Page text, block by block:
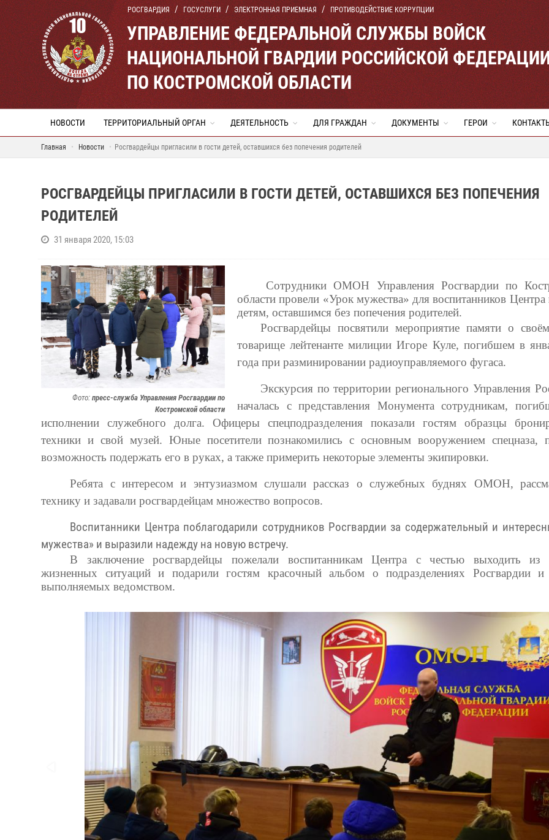
РОСГВАРДИЯ ГОСУСЛУГИ ЭЛЕКТРОННАЯ ПРИЕМНАЯ ПРОТИВОДЕЙСТВИЕ КОРРУПЦИИ
УПРАВЛЕНИЕ ФЕДЕРАЛЬНОЙ СЛУЖБЫ ВОЙСК
НАЦИОНАЛЬНОЙ ГВАРДИИ РОССИЙСКОЙ
ПО КОСТРОМСКОЙ ОБЛАСТИ
НОВОСТИ ТЕРРИТОРИАЛЬНЫЙ ОРГАН ДЕЯТЕЛЬНОСТЬ ДЛЯ ГРАЖДАН ДОКУМЕНТЫ ГЕРОИ
Главная Новости Росгвардейцы пригласили в гости детей, оставшихся без попечения родителей
РОСГВАРДЕЙЦЫ ПРИГЛАСИЛИ В ГОСТИ ДЕТЕЙ, ОСТАВШИХСЯ БЕЗ ПОПЕЧЕНИЯ
РОДИТЕЛЕЙ
31 января 2020, 15:03
Фото: пресс-служба Управления Росгвардии по
Костромской области
Сотрудники ОМОН Управления Росгвардии по
области провели «Урок мужества» для воспитанников
детям, оставшимся без попечения родителей.
Росгвардейцы посвятили мероприятие памяти о
товарище лейтенанте милиции Игоре Куле, погибшем в
года при разминировании радиоуправляемого фугаса.
Экскурсия по территории регионального Управления
началась с представления Монумента сотрудникам,
исполнении служебного долга. Офицеры спецподразделения показали гостям образцы
техники и свой музей. Юные посетители познакомились с основным вооружением спецназа,
возможность подержать его в руках, а также примерить некоторые элементы экипировки.
Ребята с интересом и энтузиазмом слушали рассказ о служебных буднях ОМОН,
технику и задавали росгвардейцам множество вопросов.
Воспитанники Центра поблагодарили сотрудников Росгвардии за содержательный и
мужества» и выразили надежду на новую встречу.
В заключение росгвардейцы пожелали воспитанникам Центра с честью выходить из
жизненных ситуаций и подарили гостям красочный альбом о подразделениях Росгвардии и
выполняемых ведомством.